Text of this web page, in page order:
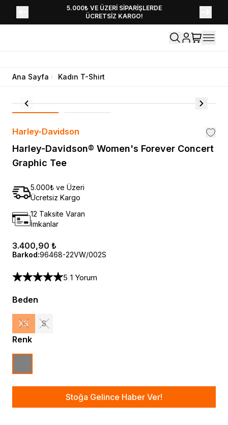
5.000₺ VE ÜZERİ SİPARİŞLERDE
ÜCRETSİZ KARGO!
YENİ SEZON KOLEKSİYONU EKLENDİ,
HEMEN KEŞFET!
Ana Sayfa Kadın T-Shirt
Harley-Davidson
Harley-Davidson® Women's Forever Concert
Graphic Tee
5.000₺ ve Üzeri
Ücretsiz Kargo
12 Taksite Varan
İmkanlar
3.400,90 ₺
Barkod:96468-22VW/002S
5 1 Yorum
Beden
XS S
Renk
Stoğa Gelince Haber Ver!